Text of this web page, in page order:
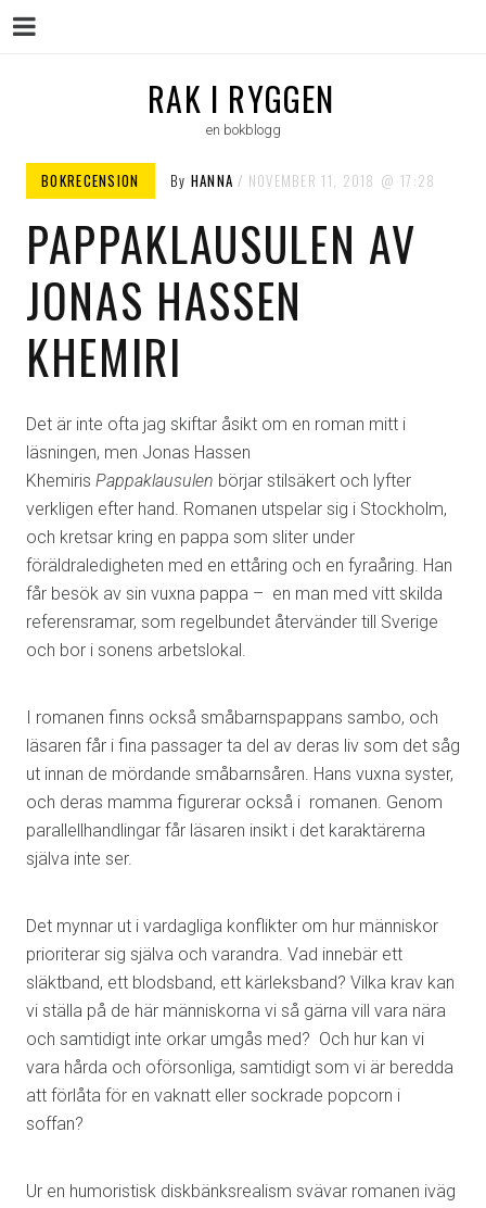
RAK I RYGGEN
en bokblogg
BOKRECENSION By HANNA NOVEMBER 11, 2018 17:28
PAPPAKLAUSULEN AV
JONAS HASSEN
KHEMIRI
Det är inte ofta jag skiftar åsikt om en roman mitt i
läsningen, men Jonas Hassen
Khemiris Pappaklausulen börjar stilsäkert och lyfter
verkligen efter hand. Romanen utspelar sig i Stockholm,
och kretsar kring en pappa som sliter under
föräldraledigheten med en ettåring och en fyraåring. Han
får besök av sin vuxna pappa – en man med vitt skilda
referensramar, som regelbundet återvänder till Sverige
och bor i sonens arbetslokal.
I romanen finns också småbarnspappans sambo, och
läsaren får i fina passager ta del av deras liv som det såg
ut innan de mördande småbarnsåren. Hans vuxna syster,
och deras mamma figurerar också i romanen. Genom
parallellhandlingar får läsaren insikt i det karaktärerna
själva inte ser.
Det mynnar ut i vardagliga konflikter om hur människor
prioriterar sig själva och varandra. Vad innebär ett
släktband, ett blodsband, ett kärleksband? Vilka krav kan
vi ställa på de här människorna vi så gärna vill vara nära
och samtidigt inte orkar umgås med? Och hur kan vi
vara hårda och oförsonliga, samtidigt som vi är beredda
att förlåta för en vaknatt eller sockrade popcorn i
soffan?
Ur en humoristisk diskbänksrealism svävar romanen iväg
Menu